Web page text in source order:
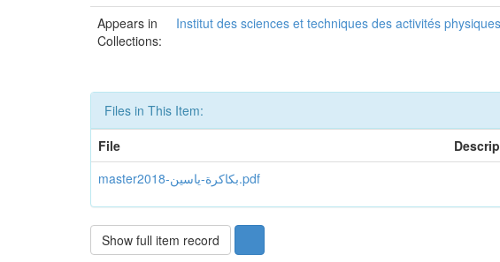
Appears in
Collections:
Institut des sciences et techniques des activités
Files in This Item:
File
master2018-بكاكرة-ياسين.pdf
Show full item record